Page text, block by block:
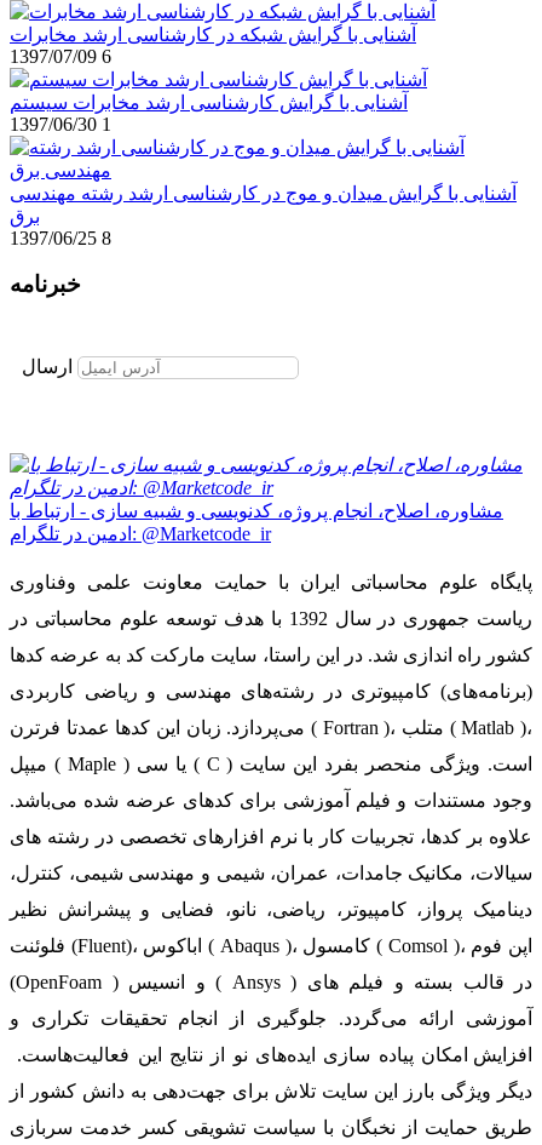
آشنایی با گرایش شبکه در کارشناسی ارشد مخابرات
1397/07/09 6
آشنایی با گرایش کارشناسی ارشد مخابرات سیستم
1397/06/30 1
آشنایی با گرایش میدان و موج در کارشناسی ارشد رشته مهندسی
برق
1397/06/25 8
خبرنامه
ارسال
مشاوره، اصلاح، انجام پروژه، کدنویسی و شبیه سازی - ارتباط با
ادمین در تلگرام: @Marketcode_ir
پایگاه علوم محاسباتی ایران با حمایت معاونت علمی وفناوری
ریاست جمهوری در سال 1392 با هدف توسعه علوم محاسباتی در
کشور راه اندازی شد. در این راستا، سایت مارکت کد به عرضه کدها
(برنامه‌های) کامپیوتری در رشته‌های مهندسی و ریاضی کاربردی
می‌پردازد. زبان این کدها عمدتا فرترن ( Fortran )، متلب ( Matlab )،
میپل ( Maple ) یا سی ( C ) است. ویژگی منحصر بفرد این سایت
وجود مستندات و فیلم آموزشی برای کدهای عرضه شده می‌باشد.
علاوه بر کدها، تجربیات کار با نرم افزارهای تخصصی در رشته های
سیالات، مکانیک جامدات، عمران، شیمی و مهندسی شیمی، کنترل،
دینامیک پرواز، کامپیوتر، ریاضی، نانو، فضایی و پیشرانش نظیر
فلوئنت (Fluent)، اباکوس ( Abaqus )، کامسول ( Comsol )، اپن فوم
(OpenFoam ) و انسیس ( Ansys ) در قالب بسته‌ و فیلم های
آموزشی ارائه می‌گردد. جلوگیری از انجام تحقیقات تکراری و
افزایش امکان پیاده سازی ایده‌های نو از نتایج این فعالیت‌هاست.
دیگر ویژگی بارز این سایت تلاش برای جهت‌دهی به دانش کشور از
طریق حمایت از نخبگان با سیاست تشویقی کسر خدمت سربازی